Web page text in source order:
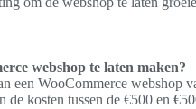
webshop te laten maken?
een WooCommerce webshop
kosten tussen de €500 en